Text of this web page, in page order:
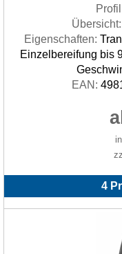
Übersicht:
Eigenschaften:
Einzelbereifung bis
EAN:
4